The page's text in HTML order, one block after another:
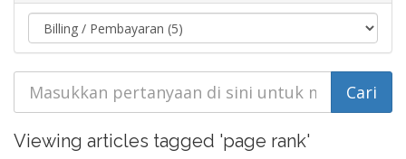
Viewing articles tagged 'page rank'